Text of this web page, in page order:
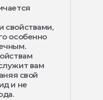
свойствами,
особенно
вам
свой
и не